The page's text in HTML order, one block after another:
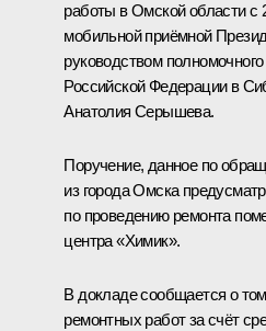
работы в Омской области с
мобильной приёмной
руководством
Российской Федерации в
Анатолия Серышева.
Поручение, данное по
из города Омска
по проведению ремонта
центра «Химик».
В докладе сообщается о
ремонтных работ за счёт